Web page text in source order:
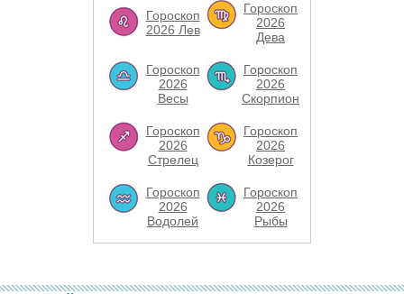
Гороскоп
2026 Лев
Гороскоп
2026
Дева
Гороскоп
2026
Весы
Гороскоп
2026
Скорпион
Гороскоп
2026
Стрелец
Гороскоп
2026
Козерог
Гороскоп
2026
Водолей
Гороскоп
2026
Рыбы